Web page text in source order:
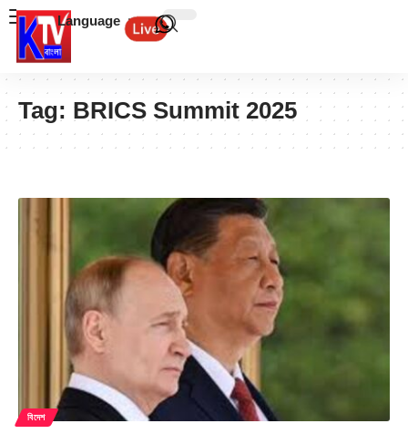
Language
Tag: BRICS Summit 2025
বিদেশ